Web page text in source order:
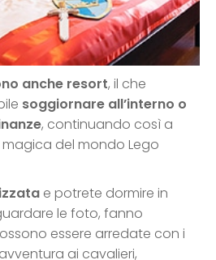
anche resort, il che
soggiornare all’interno o
, continuando così a
magica del mondo Lego
e potrete dormire in
le foto, fanno
essere arredate con i
ai cavalieri,